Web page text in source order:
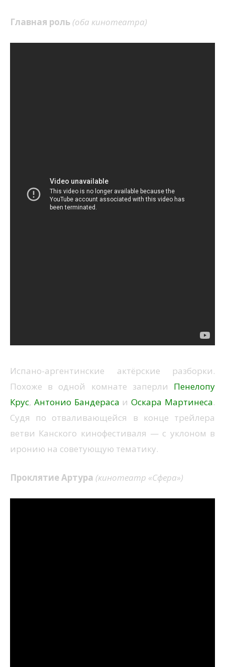
Главная роль (оба кинотеатра)
Испано-аргентинские актёрские разборки.
Похоже в одной комнате заперли Пенелопу
Крус, Антонио Бандераса иОскара Мартинеса.
Судя по отваливающейся в конце трейлера
ветви Канского кинофестиваля — с уклоном в
иронию на советующую тематику.
Проклятие Артура (кинотеатр «Сфера»)